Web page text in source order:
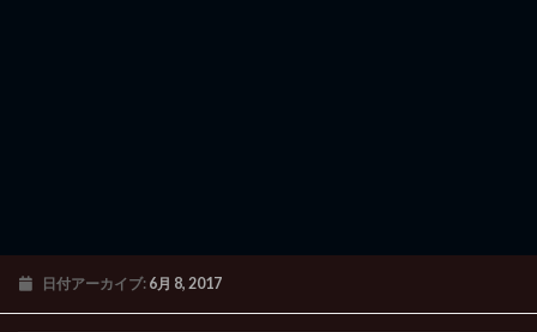
日付アーカイブ: 6月 8, 2017